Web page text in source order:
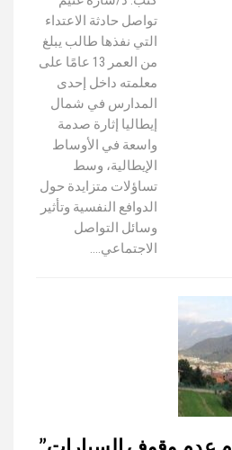
تواصل حادثة الاعتداء
التي نفذها طالب يبلغ
من العمر 13 عامًا على
معلمته داخل إحدى
المدارس في شمال
إيطاليا إثارة صدمة
واسعة في الأوساط
الإيطالية، وسط
تساؤلات متزايدة حول
الدوافع النفسية وتأثير
وسائل التواصل
الاجتماعي.…